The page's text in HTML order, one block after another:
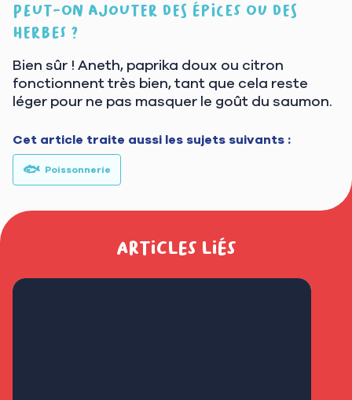
Peut-on ajouter des épices ou des
herbes ?
Bien sûr ! Aneth, paprika doux ou citron
fonctionnent très bien, tant que cela reste
léger pour ne pas masquer le goût du saumon.
Cet article traite aussi les sujets suivants :
🐟 Poissonnerie
Articles liés